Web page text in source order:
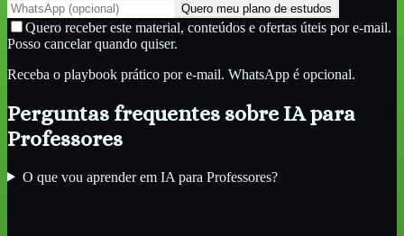
Quero meu plano de estudos
Quero receber este material, conteúdos e ofertas úteis por e-mail.
Posso cancelar quando quiser.
Receba o playbook prático por e-mail. WhatsApp é opcional.
Perguntas frequentes sobre IA para
Professores
O que vou aprender em IA para Professores?